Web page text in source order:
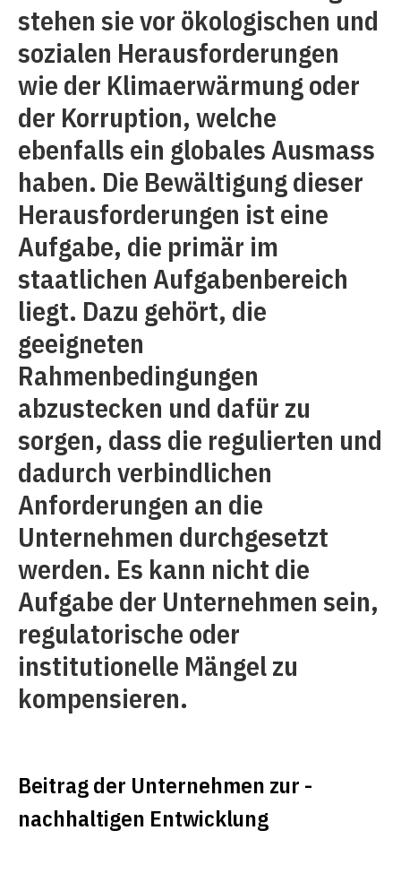
stehen sie vor ökologischen und
sozialen Herausforderungen
wie der Klima­erwärmung oder
der Korruption, welche
ebenfalls ein globales Ausmass
haben. Die Bewältigung dieser
Herausforderungen ist eine
Aufgabe, die primär im
staatlichen Aufgabenbereich
liegt. Dazu gehört, die
geeigneten
Rahmenbedingungen
abzustecken und dafür zu
sorgen, dass die regulierten und
dadurch verbindlichen
Anforderungen an die
Unternehmen durchgesetzt
werden. Es kann nicht die
Aufgabe der Unternehmen sein,
regulatorische oder
institutionelle Mängel zu
kompensieren.
Beitrag der Unternehmen zur ­
nachhaltigen Entwicklung